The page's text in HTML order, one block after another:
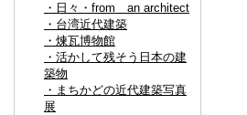
・日々・from an architect
・台湾近代建築
・煉瓦博物館
・活かして残そう日本の建
築物
・まちかどの近代建築写真
展